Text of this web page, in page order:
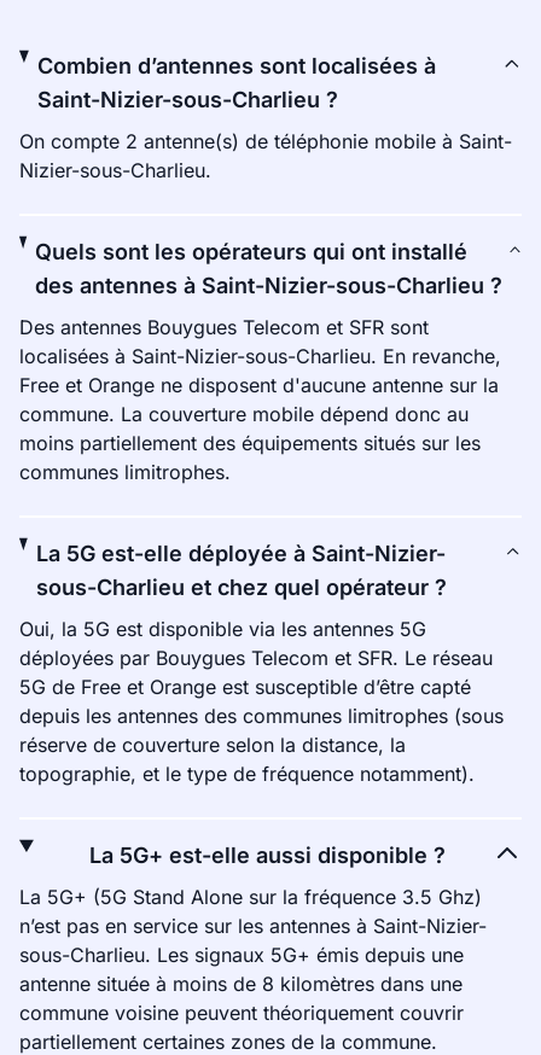
Combien d’antennes sont localisées à
Saint-Nizier-sous-Charlieu ?
On compte 2 antenne(s) de téléphonie mobile à Saint-
Nizier-sous-Charlieu.
Quels sont les opérateurs qui ont installé
des antennes à Saint-Nizier-sous-Charlieu ?
Des antennes Bouygues Telecom et SFR sont
localisées à Saint-Nizier-sous-Charlieu. En revanche,
Free et Orange ne disposent d'aucune antenne sur la
commune. La couverture mobile dépend donc au
moins partiellement des équipements situés sur les
communes limitrophes.
La 5G est-elle déployée à Saint-Nizier-
sous-Charlieu et chez quel opérateur ?
Oui, la 5G est disponible via les antennes 5G
déployées par Bouygues Telecom et SFR. Le réseau
5G de Free et Orange est susceptible d’être capté
depuis les antennes des communes limitrophes (sous
réserve de couverture selon la distance, la
topographie, et le type de fréquence notamment).
La 5G+ est-elle aussi disponible ?
La 5G+ (5G Stand Alone sur la fréquence 3.5 Ghz)
n’est pas en service sur les antennes à Saint-Nizier-
sous-Charlieu. Les signaux 5G+ émis depuis une
antenne située à moins de 8 kilomètres dans une
commune voisine peuvent théoriquement couvrir
partiellement certaines zones de la commune.